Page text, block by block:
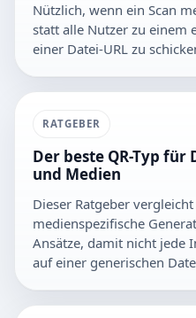
Nützlich, wenn ein Scan
statt alle Nutzer zu einem
einer Datei-URL zu
RATGEBER
Der beste QR-Typ
und Medien
Dieser Ratgeber
medienspezifische
Ansätze, damit nicht jede
auf einer generischen